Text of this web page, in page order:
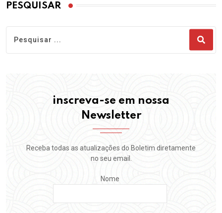
PESQUISAR
inscreva-se em nossa
Newsletter
Receba todas as atualizações do Boletim diretamente
no seu email.
Nome